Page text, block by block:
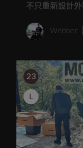
不只重新設計
Webber
23
L